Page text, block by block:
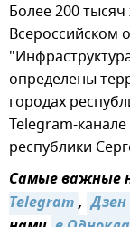
Более 200
Всероссийском
определены
городах
Telegram-канале
республики
Самые важные
Telegram, Дзен